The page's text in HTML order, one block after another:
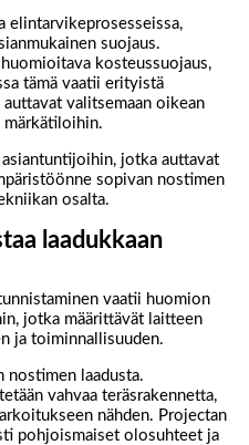
elintarvikeprosesseissa,
suojaus.
kosteussuojaus,
tämä vaatii erityistä
valitsemaan oikean
asiantuntijoihin, jotka auttavat
sopivan nostimen
osalta.
laadukkaan
vaatii huomion
jotka määrittävät laitteen
ja toiminnallisuuden.
nostimen laadusta.
vahvaa teräsrakennetta,
nähden. Projectan
pohjoismaiset olosuhteet ja